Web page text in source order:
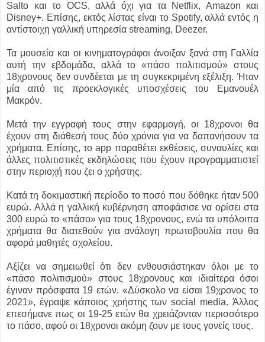
Salto και το ΟCS, αλλά όχι για τα Netflix, Amazon και
Disney+. Επίσης, εκτός λίστας είναι το Spotify, αλλά εντός η
αντίστοιχη γαλλική υπηρεσία streaming, Deezer.
Τα μουσεία και οι κινηματογράφοι άνοιξαν ξανά στη Γαλλία
αυτή την εβδομάδα, αλλά το «πάσο πολιτισμού» στους
18χρονους δεν συνδέεται με τη συγκεκριμένη εξέλιξη. Ήταν
μία από τις προεκλογικές υποσχέσεις του Εμανουέλ
Μακρόν.
Μετά την εγγραφή τους στην εφαρμογή, οι 18χρονοι θα
έχουν στη διάθεσή τους δύο χρόνια για να δαπανήσουν τα
χρήματα. Επίσης, το app παραθέτει εκθέσεις, συναυλίες και
άλλες πολιτιστικές εκδηλώσεις που έχουν προγραμματιστεί
στην περιοχή που ζει ο χρήστης.
Κατά τη δοκιμαστική περίοδο το ποσό που δόθηκε ήταν 500
ευρώ. Αλλά η γαλλική κυβέρνηση αποφάσισε να ορίσει στα
300 ευρώ το «πάσο» για τους 18χρονους, ενώ τα υπόλοιπα
χρήματα θα διατεθούν για ανάλογη πρωτοβουλία που θα
αφορά μαθητές σχολείου.
Αξίζει να σημειωθεί ότι δεν ενθουσιάστηκαν όλοι με το
«πάσο πολιτισμού» στους 18χρονους και ιδιαίτερα όσοι
έγιναν πρόσφατα 19 ετών. «Δύσκολο να είσαι 19χρονος το
2021», έγραψε κάποιος χρήστης των social media. Άλλος
επεσήμανε πως οι 19-25 ετών θα χρειάζονταν περισσότερο
το πάσο, αφού οι 18χρονοι ακόμη ζουν με τους γονείς τους.